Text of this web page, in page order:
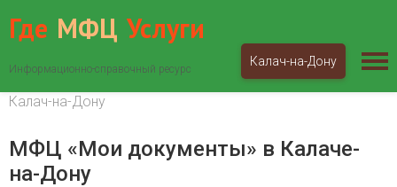
Где МФЦ Услуги
Информационно-справочный ресурс
Калач-на-Дону
Волгоградская область
Калач-на-Дону
МФЦ «Мои документы» в Калаче-
на-Дону